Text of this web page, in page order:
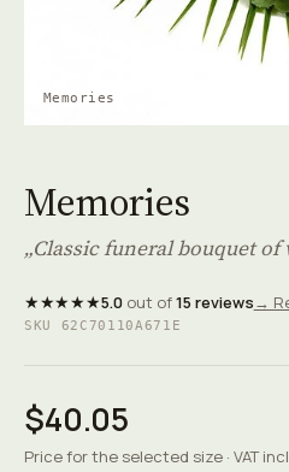
Memories
Memories
„Classic funeral bouquet of
★★★★★5.0out of15 reviews→
SKU 62C70110A671E
$40.05
Price for the selected size · VAT